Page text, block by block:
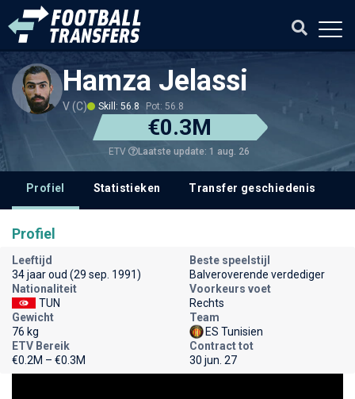
Hamza Jelassi
V (C) Skill: 56.8 Pot: 56.8
€0.3M
ETV Laatste update: 1 aug. 26
Profiel Statistieken Transfer geschiedenis
Profiel
Leeftijd
34 jaar oud (29 sep. 1991)
Beste speelstijl
Balveroverende verdediger
Nationaliteit
TUN
Voorkeurs voet
Rechts
Gewicht
76 kg
Team
ES Tunisien
ETV Bereik
€0.2M – €0.3M
Contract tot
30 jun. 27